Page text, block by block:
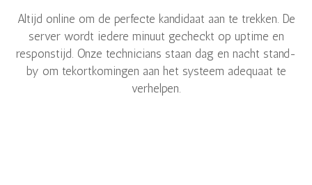
Altijd online om de perfecte kandidaat aan te trekken. De
server wordt iedere minuut gecheckt op uptime en
responstijd. Onze technicians staan dag en nacht stand-
by om tekortkomingen aan het systeem adequaat te
verhelpen.